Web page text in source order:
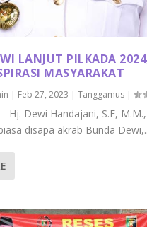
LANJUT PILKADA
MASYARAKAT
| Feb 27, 2023 |Tanggamus |
Hj. Dewi Handajani, S.E,
disapa akrab Bunda